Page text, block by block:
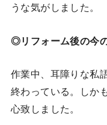
うな気がしました。
◎リフォーム後の今
作業中、耳障りな私
終わっている。しか
心致しました。